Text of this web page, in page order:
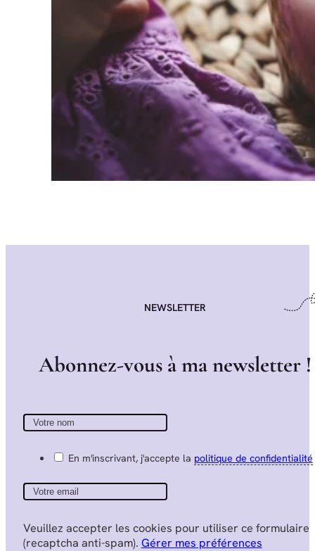
NEWSLETTER
Abonnez-vous àmanewsletter !
En m'inscrivant, j'accepte la politique de confidentialité
Veuillez accepter les cookies pour utiliser ce formulaire
(recaptcha anti-spam). Gérer mes préférences